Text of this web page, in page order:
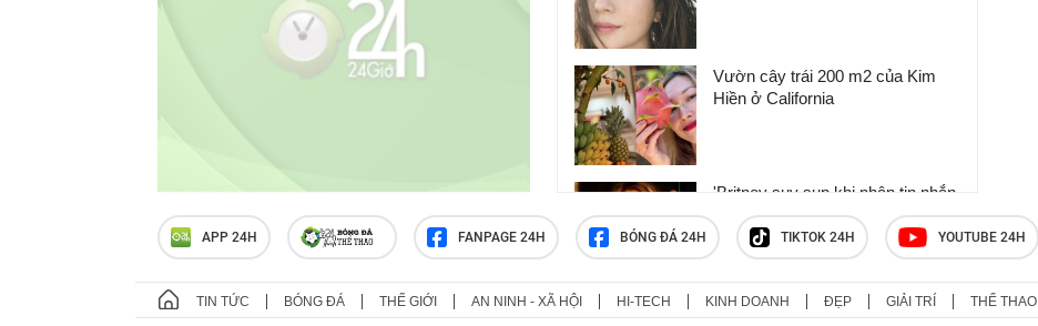
Vườn cây trái 200 m2 của Kim
Hiền ở California
'Britney suy sụp khi nhận tin nhắn
chia tay của Justin Timberlake'
MV mới của Đen Vâu đầy lỗi phụ
APP 24H FANPAGE 24H BÓNG ĐÁ 24H TIKTOK 24H YOUTUBE 24H
TIN TỨC BÓNG ĐÁ THẾ GIỚI AN NINH - XÃ HỘI HI-TECH KINH DOANH ĐẸP GIẢI TRÍ THỂ THAO